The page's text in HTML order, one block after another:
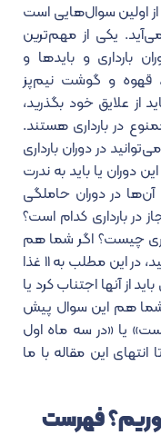
از اولین سوال‌هایی است
یکی از مهم‌ترین
بارداری و بایدها و
قهوه و گوشت نیم‌پز
از علایق خود بگذرید،
در بارداری هستند.
در دوران بارداری
دوران یا باید به ندرت
در دوران حاملگی
در بارداری کدام است؟
چیست؟ اگر شما هم
دوست دارید که پاسخ این سوالات را دریابید، در این مطلب به ۱۱ غذا
از آنها اجتناب کرد یا
شما هم این سوال پیش
یا «در سه ماه اول
این مقاله با ما
فهرست